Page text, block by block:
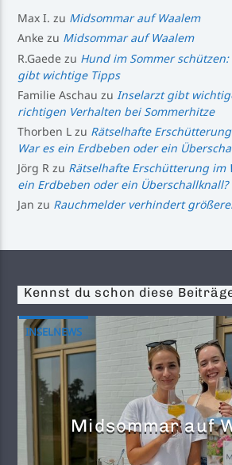
Max I. zu Midsommar auf Waalem
Anke zu Midsommar auf Waalem
R.Gaede zu Hund im Sommer
gibt wichtige Tipps
Familie Aschau zuInselarzt gibt
richtigen Verhalten bei Sommerhitze
Thorben L zu Rätselhafte
War es ein Erdbeben oder ein
Jörg R zu Rätselhafte Erschütterung im
ein Erdbeben oder ein Überschallknall?
Jan zu Rauchmelder verhindert
Kennst du schon diese
INSELNEWS
Midsommar auf